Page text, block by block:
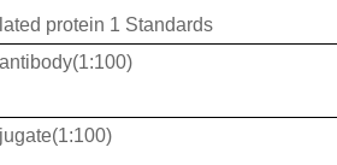
protein 1 Standards